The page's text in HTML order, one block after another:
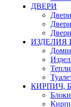
ДВЕРИ
ИЗДЕЛИЯ
КИРПИЧ,
Блоки